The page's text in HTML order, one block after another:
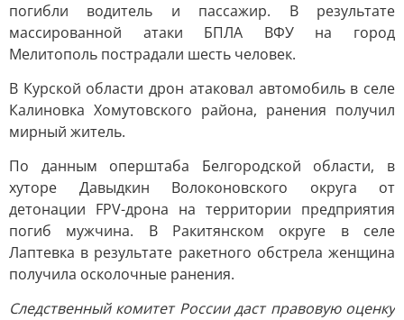
погибли водитель и пассажир. В результате
массированной атаки БПЛА ВФУ на город
Мелитополь пострадали шесть человек.
В Курской области дрон атаковал автомобиль в селе
Калиновка Хомутовского района, ранения получил
мирный житель.
По данным оперштаба Белгородской области, в
хуторе Давыдкин Волоконовского округа от
детонации FPV-дрона на территории предприятия
погиб мужчина. В Ракитянском округе в селе
Лаптевка в результате ракетного обстрела женщина
получила осколочные ранения.
Следственный комитет России даст правовую оценку